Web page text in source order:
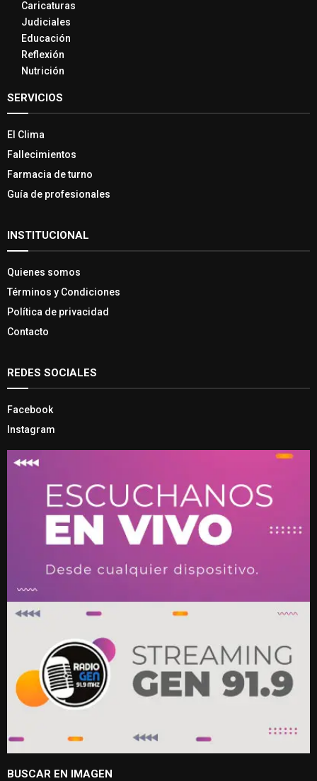
Caricaturas
Judiciales
Educación
Reflexión
Nutrición
SERVICIOS
El Clima
Fallecimientos
Farmacia de turno
Guía de profesionales
INSTITUCIONAL
Quienes somos
Términos y Condiciones
Política de privacidad
Contacto
REDES SOCIALES
Facebook
Instagram
BUSCAR EN IMAGEN